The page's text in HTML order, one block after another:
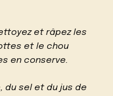
et râpez les
et le chou
en conserve.
du sel et du jus de